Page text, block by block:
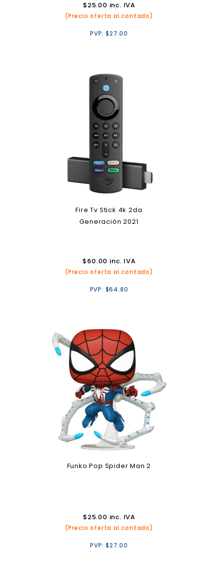
$25.00 inc. IVA
(Precio oferta al contado)
PVP:$27.00
Fire Tv Stick 4k 2da
Generación 2021
$60.00 inc. IVA
(Precio oferta al contado)
PVP: $64.80
Funko Pop Spider Man 2
$25.00 inc. IVA
(Precio oferta al contado)
PVP:$27.00